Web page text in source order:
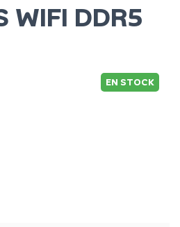
WIFI DDR5
EN STOCK